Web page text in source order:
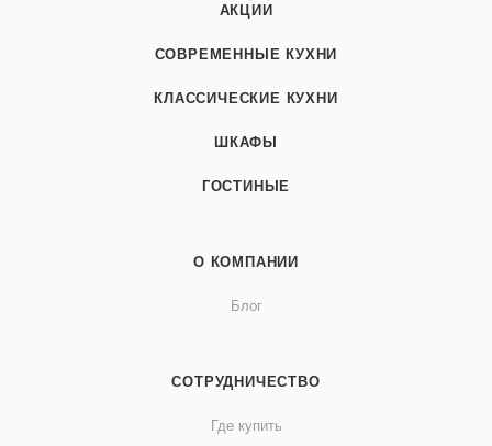
АКЦИИ
СОВРЕМЕННЫЕ КУХНИ
КЛАССИЧЕСКИЕ КУХНИ
ШКАФЫ
ГОСТИНЫЕ
О КОМПАНИИ
Блог
СОТРУДНИЧЕСТВО
Где купить